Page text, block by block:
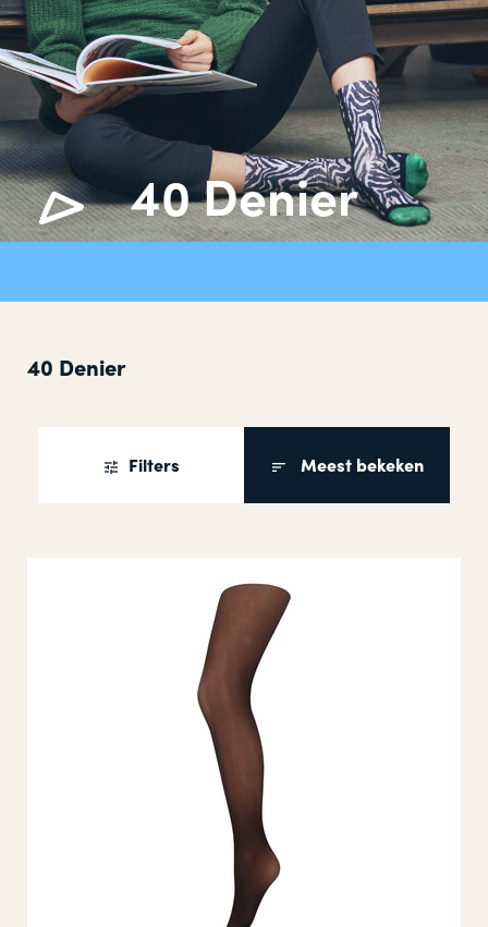
40 Denier
40 Denier
Filters Meest bekeken